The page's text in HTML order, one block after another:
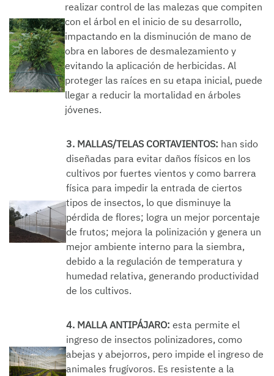
realizar control de las malezas que compiten
con el árbol en el inicio de su desarrollo,
impactando en la disminución de mano de
obra en labores de desmalezamiento y
evitando la aplicación de herbicidas. Al
proteger las raíces en su etapa inicial, puede
llegar a reducir la mortalidad en árboles
jóvenes.
3. MALLAS/TELAS CORTAVIENTOS: han sido
diseñadas para evitar daños físicos en los
cultivos por fuertes vientos y como barrera
física para impedir la entrada de ciertos
tipos de insectos, lo que disminuye la
pérdida de flores; logra un mejor porcentaje
de frutos; mejora la polinización y genera un
mejor ambiente interno para la siembra,
debido a la regulación de temperatura y
humedad relativa, generando productividad
de los cultivos.
4. MALLA ANTIPÁJARO:esta permite el
ingreso de insectos polinizadores, como
abejas y abejorros, pero impide el ingreso de
animales frugívoros. Es resistente a la